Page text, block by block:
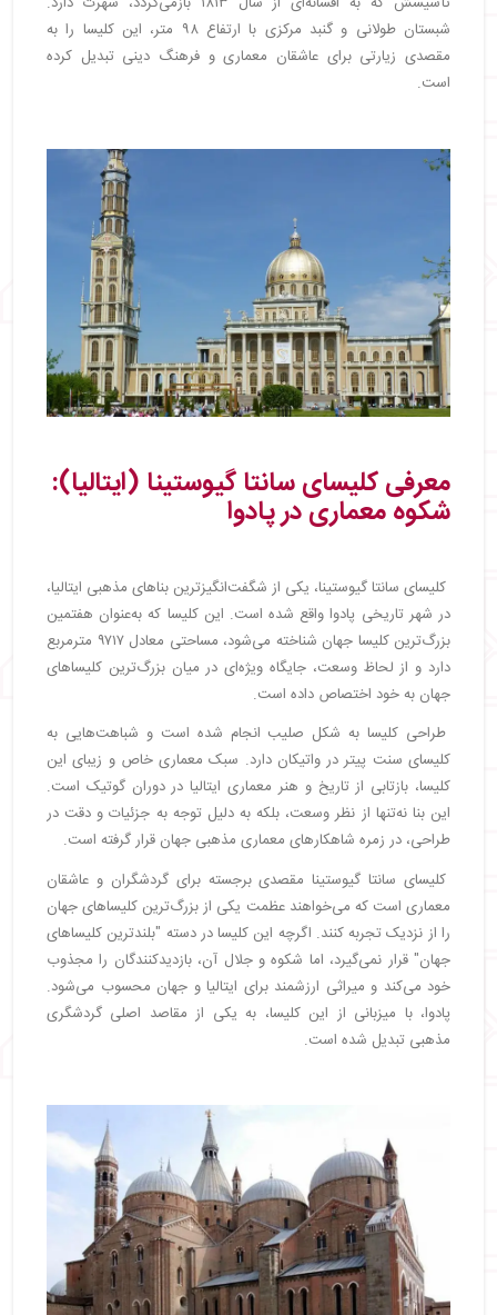
شبستان طولانی و گنبد مرکزی با ارتفاع ۹۸ متر، این کلیسا را به
مقصدی زیارتی برای عاشقان معماری و فرهنگ دینی تبدیل کرده
است.
معرفی کلیسای سانتا گیوستینا (ایتالیا):
شکوه معماری در پادوا
کلیسای سانتا گیوستینا، یکی از شگفت‌انگیزترین بناهای مذهبی ایتالیا،
در شهر تاریخی پادوا واقع شده است. این کلیسا که به‌عنوان هفتمین
بزرگ‌ترین کلیسا جهان شناخته می‌شود، مساحتی معادل ۹۷۱۷ مترمربع
دارد و از لحاظ وسعت، جایگاه ویژه‌ای در میان بزرگ‌ترین کلیساهای
جهان به خود اختصاص داده است.
طراحی کلیسا به شکل صلیب انجام شده است و شباهت‌هایی به
کلیسای سنت پیتر در واتیکان دارد. سبک معماری خاص و زیبای این
کلیسا، بازتابی از تاریخ و هنر معماری ایتالیا در دوران گوتیک است.
این بنا نه‌تنها از نظر وسعت، بلکه به دلیل توجه به جزئیات و دقت در
طراحی، در زمره شاهکارهای معماری مذهبی جهان قرار گرفته است.
کلیسای سانتا گیوستینا مقصدی برجسته برای گردشگران و عاشقان
معماری است که می‌خواهند عظمت یکی از بزرگ‌ترین کلیساهای جهان
را از نزدیک تجربه کنند. اگرچه این کلیسا در دسته "بلندترین کلیساهای
جهان" قرار نمی‌گیرد، اما شکوه و جلال آن، بازدیدکنندگان را مجذوب
خود می‌کند و میراثی ارزشمند برای ایتالیا و جهان محسوب می‌شود.
پادوا، با میزبانی از این کلیسا، به یکی از مقاصد اصلی گردشگری
مذهبی تبدیل شده است.